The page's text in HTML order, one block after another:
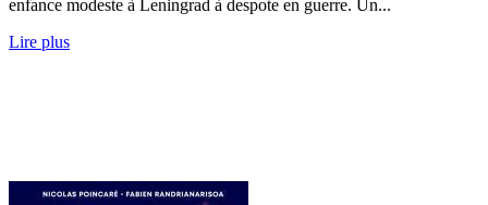
enfance modeste à Leningrad à despote en guerre. Un...
Lire plus